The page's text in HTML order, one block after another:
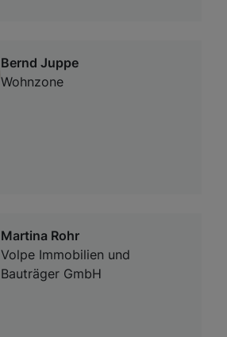
Bernd Juppe
Wohnzone
Martina Rohr
Volpe Immobilien und
Bauträger GmbH